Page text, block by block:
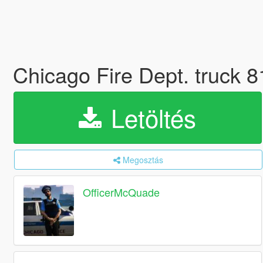
Chicago Fire Dept. truck
Letöltés
Megosztás
OfficerMcQuade